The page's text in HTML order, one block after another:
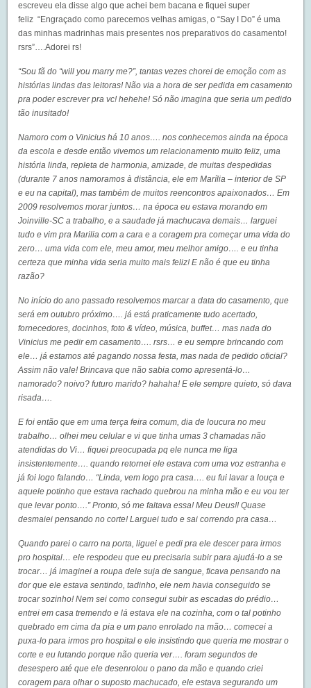
escreveu ela disse algo que achei bem bacana e fiquei super
feliz “Engraçado como parecemos velhas amigas, o “Say I Do” é uma
das minhas madrinhas mais presentes nos preparativos do casamento!
rsrs”….Adorei rs!
“Sou fã do “will you marry me?”, tantas vezes chorei de emoção com as
histórias lindas das leitoras! Não via a hora de ser pedida em casamento
pra poder escrever pra vc! hehehe! Só não imagina que seria um pedido
tão inusitado!
Namoro com o Vinicius há 10 anos…. nos conhecemos ainda na época
da escola e desde então vivemos um relacionamento muito feliz, uma
história linda, repleta de harmonia, amizade, de muitas despedidas
(durante 7 anos namoramos à distância, ele em Marília – interior de SP
e eu na capital), mas também de muitos reencontros apaixonados… Em
2009 resolvemos morar juntos… na época eu estava morando em
Joinville-SC a trabalho, e a saudade já machucava demais… larguei
tudo e vim pra Marilia com a cara e a coragem pra começar uma vida do
zero… uma vida com ele, meu amor, meu melhor amigo…. e eu tinha
certeza que minha vida seria muito mais feliz! E não é que eu tinha
razão?
No início do ano passado resolvemos marcar a data do casamento, que
será em outubro próximo…. já está praticamente tudo acertado,
fornecedores, docinhos, foto & vídeo, música, buffet… mas nada do
Vinicius me pedir em casamento…. rsrs… e eu sempre brincando com
ele… já estamos até pagando nossa festa, mas nada de pedido oficial?
Assim não vale! Brincava que não sabia como apresentá-lo…
namorado? noivo? futuro marido? hahaha! E ele sempre quieto, só dava
risada….
E foi então que em uma terça feira comum, dia de loucura no meu
trabalho… olhei meu celular e vi que tinha umas 3 chamadas não
atendidas do Vi… fiquei preocupada pq ele nunca me liga
insistentemente…. quando retornei ele estava com uma voz estranha e
já foi logo falando… “Linda, vem logo pra casa…. eu fui lavar a louça e
aquele potinho que estava rachado quebrou na minha mão e eu vou ter
que levar ponto….” Pronto, só me faltava essa! Meu Deus!! Quase
desmaiei pensando no corte! Larguei tudo e sai correndo pra casa…
Quando parei o carro na porta, liguei e pedi pra ele descer para irmos
pro hospital… ele respodeu que eu precisaria subir para ajudá-lo a se
trocar… já imaginei a roupa dele suja de sangue, ficava pensando na
dor que ele estava sentindo, tadinho, ele nem havia conseguido se
trocar sozinho! Nem sei como consegui subir as escadas do prédio…
entrei em casa tremendo e lá estava ele na cozinha, com o tal potinho
quebrado em cima da pia e um pano enrolado na mão… comecei a
puxa-lo para irmos pro hospital e ele insistindo que queria me mostrar o
corte e eu lutando porque não queria ver…. foram segundos de
desespero até que ele desenrolou o pano da mão e quando criei
coragem para olhar o suposto machucado, ele estava segurando um